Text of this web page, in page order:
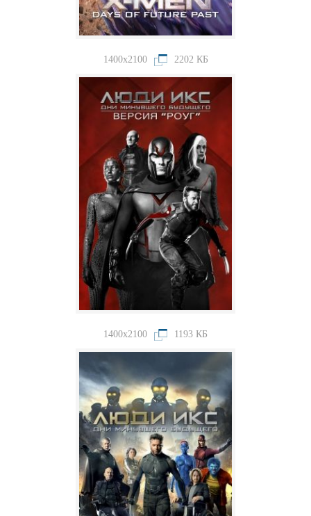
1400x2100 2202 КБ
1400x2100 1193 КБ